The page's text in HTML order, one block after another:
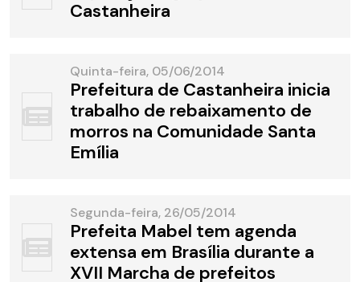
Castanheira
Quinta-feira, 05/06/2014
Prefeitura de Castanheira inicia
trabalho de rebaixamento de
morros na Comunidade Santa
Emília
Segunda-feira, 26/05/2014
Prefeita Mabel tem agenda
extensa em Brasília durante a
XVII Marcha de prefeitos